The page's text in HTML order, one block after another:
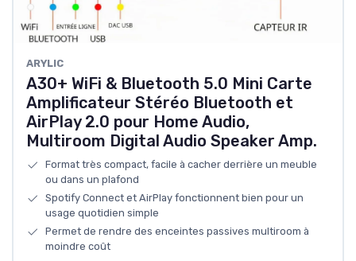
ARYLIC
A30+ WiFi & Bluetooth 5.0 Mini Carte
Amplificateur Stéréo Bluetooth et
AirPlay 2.0 pour Home Audio,
Multiroom Digital Audio Speaker Amp.
Format très compact, facile à cacher derrière un meuble
ou dans un plafond
Spotify Connect et AirPlay fonctionnent bien pour un
usage quotidien simple
Permet de rendre des enceintes passives multiroom à
moindre coût